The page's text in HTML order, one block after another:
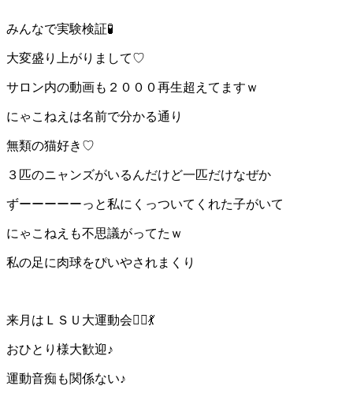
みんなで実験検証🧪
大変盛り上がりまして♡
サロン内の動画も２０００再生超えてますｗ
にゃこねえは名前で分かる通り
無類の猫好き♡
３匹のニャンズがいるんだけど一匹だけなぜか
ずーーーーーっと私にくっついてくれた子がいて
にゃこねえも不思議がってたｗ
私の足に肉球をぴいやされまくり
来月はＬＳＵ大運動会🏃‍♀️💃
おひとり様大歓迎♪
運動音痴も関係ない♪